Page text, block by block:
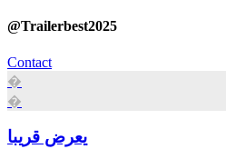
@Trailerbest2025
Contact
�
�
يعرض قريبا